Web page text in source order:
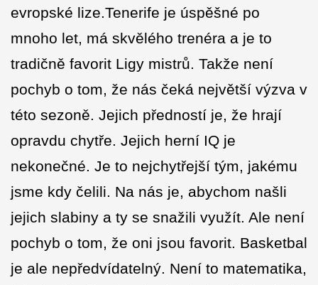
evropské lize.Tenerife je úspěšné po
mnoho let, má skvělého trenéra a je to
tradičně favorit Ligy mistrů. Takže není
pochyb o tom, že nás čeká největší výzva v
této sezoně. Jejich předností je, že hrají
opravdu chytře. Jejich herní IQ je
nekonečné. Je to nejchytřejší tým, jakému
jsme kdy čelili. Na nás je, abychom našli
jejich slabiny a ty se snažili využít. Ale není
pochyb o tom, že oni jsou favorit. Basketbal
je ale nepředvídatelný. Není to matematika,